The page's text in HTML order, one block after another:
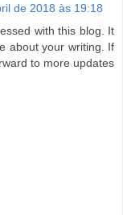
de 2018 às 19:18
with this blog. It
about your writing. If
to more updates